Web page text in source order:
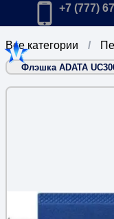
Главная
Позвонить в
+7 (777)
Все категории
Флэшка ADATA